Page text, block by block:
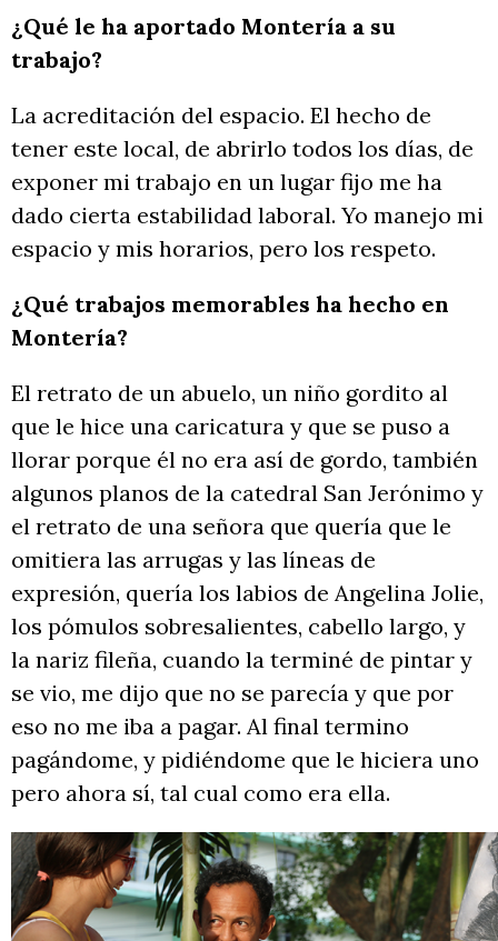
¿Qué le ha aportado Montería a su
trabajo?
La acreditación del espacio. El hecho de
tener este local, de abrirlo todos los días, de
exponer mi trabajo en un lugar fijo me ha
dado cierta estabilidad laboral. Yo manejo mi
espacio y mis horarios, pero los respeto.
¿Qué trabajos memorables ha hecho en
Montería?
El retrato de un abuelo, un niño gordito al
que le hice una caricatura y que se puso a
llorar porque él no era así de gordo, también
algunos planos de la catedral San Jerónimo y
el retrato de una señora que quería que le
omitiera las arrugas y las líneas de
expresión, quería los labios de Angelina Jolie,
los pómulos sobresalientes, cabello largo, y
la nariz fileña, cuando la terminé de pintar y
se vio, me dijo que no se parecía y que por
eso no me iba a pagar. Al final termino
pagándome, y pidiéndome que le hiciera uno
pero ahora sí, tal cual como era ella.